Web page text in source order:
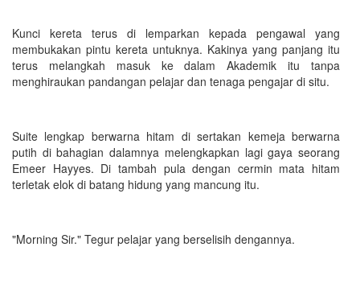
Kunci kereta terus di lemparkan kepada pengawal yang
membukakan pintu kereta untuknya. Kakinya yang panjang itu
terus melangkah masuk ke dalam Akademik itu tanpa
menghiraukan pandangan pelajar dan tenaga pengajar di situ.
Suite lengkap berwarna hitam di sertakan kemeja berwarna
putih di bahagian dalamnya melengkapkan lagi gaya seorang
Emeer Hayyes. Di tambah pula dengan cermin mata hitam
terletak elok di batang hidung yang mancung itu.
"Morning Sir." Tegur pelajar yang berselisih dengannya.